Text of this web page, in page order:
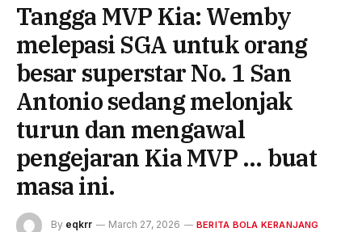
Tangga MVP Kia: Wemby
melepasi SGA untuk orang
besar superstar No. 1 San
Antonio sedang melonjak
turun dan mengawal
pengejaran Kia MVP … buat
masa ini.
By eqkrr March 27, 2026 BERITA BOLA KERANJANG